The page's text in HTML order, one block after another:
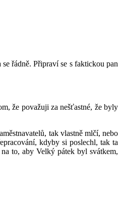
řádně. Připraví se s faktickou pan
že považuji za nešťastné, že byly
tak vlastně mlčí, nebo
kdyby si poslechl, tak ta
to, aby Velký pátek byl svátkem,